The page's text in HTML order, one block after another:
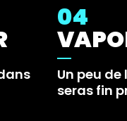
04
Un peu
seras fin